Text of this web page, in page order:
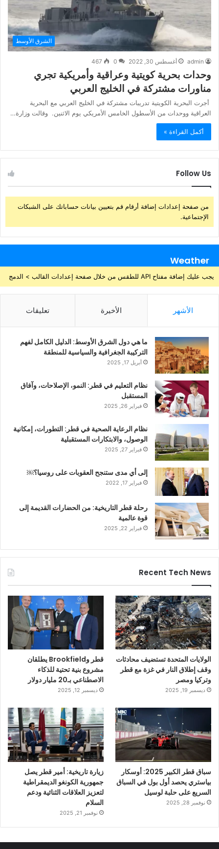
الشرق الأوسط
admin أغسطس 30, 2022 0
467
وحدات بحرية كويتية وعراقية وأمريكية تجري
مناورات مشتركة في الخليج العربي
أجرت البحرية الكويتية تدريبات مشتركة في الخليج العربي مع البحرية
العراقية ووحدات من الأسطول الخامس الأمريكي يوم الاثنين. وقالت وزارة…
أكمل القراءة »
Follow Us
من صفحة إعدادات إضافة أرقام قم بتعيين بيانات حساباتك على الشبكات
الإجتماعية.
Weather
يجب عليك إضافة مفتاح API للطقس من خلال صفحة إعدادات القالب > الدمج
الأشهر الأخيرة تعليقات
ما هي دول الشرق الأوسط: الدليل الكامل لفهم
التركيبة الجغرافية والسياسية للمنطقة
أبريل 17, 2025
نظام التعليم في قطر: النمو، الإصلاحات، وآفاق
المستقبل
فبراير 26, 2025
نظام الرعاية الصحية في قطر: التطورات، إمكانية
الوصول، والابتكارات المستقبلية
فبراير 27, 2025
إلى أي مدى ستنجح العقوبات على روسيا؟￼
فبراير 17, 2022
رحلة قطر التاريخية: من الحضارات القديمة إلى
قوة عالمية
فبراير 22, 2025
Recent Tech News
الولايات المتحدة تستضيف محادثات
وقف إطلاق النار في غزة مع قطر
وتركيا ومصر
ديسمبر 19, 2025
قطر وBrookfield يطلقان
مشروع بنية تحتية للذكاء
الاصطناعي بـ20 مليار دولار
ديسمبر 12, 2025
سباق قطر الكبير 2025: أوسكار
بياستري يحصد أول بول في السباق
السريع على حلبة لوسيل
نوفمبر 28, 2025
زيارة تاريخية: أمير قطر يصل
جمهورية الكونغو الديمقراطية
لتعزيز العلاقات الثنائية ودعم
السلام
نوفمبر 21, 2025